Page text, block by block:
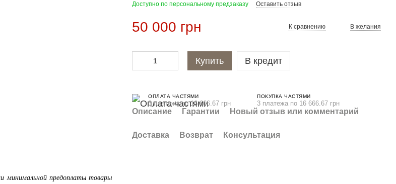
минимальной предоплаты товары
Доступно по персональному предзаказу Оставить отзыв
50 000 грн К сравнению В желания
Купить В кредит
ОПЛАТА ЧАСТЯМИ
3 платежа по 16 666.67 грн
ПОКУПКА ЧАСТЯМИ
3 платежа по 16 666.67 грн
Описание Гарантии Новый отзыв или комментарий
Доставка Возврат Консультация